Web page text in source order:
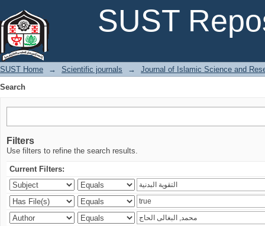
SUST
SUST Home → Scientific journals →
Journal of Islamic Science and
Search
Filters
Use filters to refine the search results.
Current Filters: